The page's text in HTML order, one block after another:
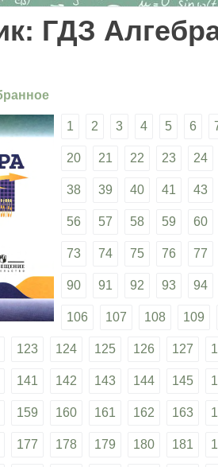
ГДЗ
1 2 3 4 5 6
20 21 22 23 24
38 39 40 41 43
56 57 58 59 60
73 74 75 76 77
90 91 92 93 94
106 107 108 109
123 124 125 126 127
141 142 143 144 145
159 160 161 162 163
177 178 179 180 181